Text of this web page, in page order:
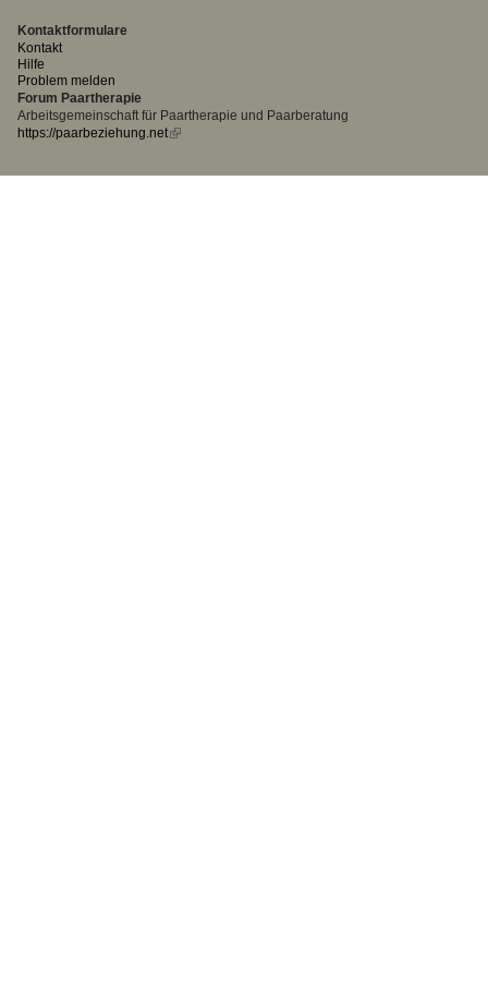
Kontaktformulare
Kontakt
Hilfe
Problem melden
Forum Paartherapie
Arbeitsgemeinschaft für Paartherapie und Paarberatung
https://paarbeziehung.net(link